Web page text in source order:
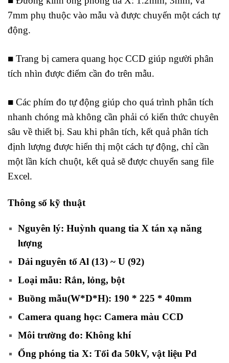
7mm phụ thuộc vào mẫu và được chuyển một cách tự
động.
■ Trang bị camera quang học CCD giúp người phân
tích nhìn được điểm cần đo trên mẫu.
■ Các phím đo tự động giúp cho quá trình phân tích
nhanh chóng mà không cần phải có kiến thức chuyên
sâu về thiết bị. Sau khi phân tích, kết quả phân tích
định lượng được hiển thị một cách tự động, chỉ cần
một lần kích chuột, kết quả sẽ được chuyển sang file
Excel.
Thông số kỹ thuật
Nguyên lý: Huỳnh quang tia X tán xạ năng
lượng
Dải nguyên tố Al (13) ~ U (92)
Loại mẫu: Rắn, lỏng, bột
Buồng mẫu(W*D*H): 190 * 225 * 40mm
Camera quang học: Camera màu CCD
Môi trường đo: Không khí
Ống phóng tia X: Tối đa 50kV, vật liệu Pd